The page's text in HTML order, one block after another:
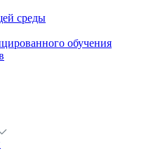
среды
обучения